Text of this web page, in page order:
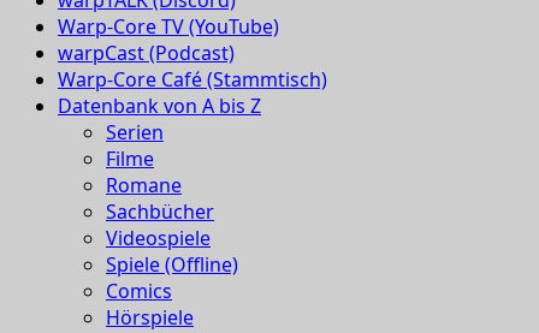
Warp-Core TV (YouTube)
warpCast (Podcast)
Warp-Core Café (Stammtisch)
Datenbank von A bis Z
Serien
Filme
Romane
Sachbücher
Videospiele
Spiele (Offline)
Comics
Hörspiele